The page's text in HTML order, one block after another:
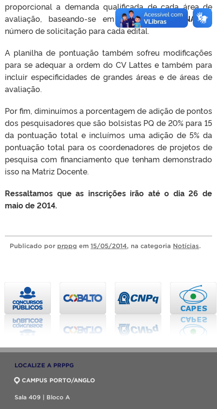
proporcional a demanda qualificada de cada área de
avaliação, baseando-se em50% da MEDIANA do
número de solicitação para cada edital.
A planilha de pontuação também sofreu modificações
para se adequar a ordem do CV Lattes e também para
incluir especificidades de grandes áreas e de áreas de
avaliação.
Por fim, diminuímos a porcentagem de adição de pontos
dos pesquisadores que são bolsistas PQ de 20% para 15
da pontuação total e incluímos uma adição de 5% da
pontuação total para os coordenadores de projetos de
pesquisa com financiamento que tenham demonstrado
isso na Matriz Docente.
Ressaltamos que as inscrições irão até o dia 26 de
maio de 2014.
Publicado por prppg em 15/05/2014, na categoria Notícias.
LOCALIZE A PRPPG
CAMPUS PORTO/ANGLO
Sala 409 | Bloco A